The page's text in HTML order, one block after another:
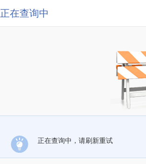
正在查询中
正在查询中，请刷新重试